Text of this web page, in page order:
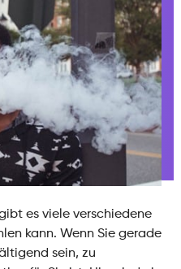
es viele verschiedene
kann. Wenn Sie gerade
sein, zu